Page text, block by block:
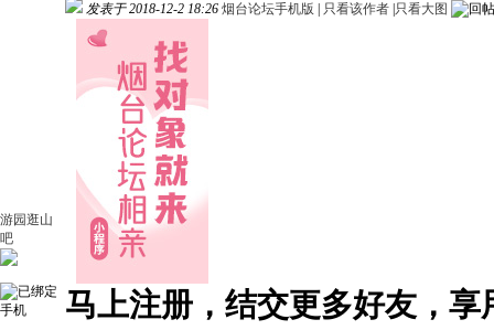
游园逛山
吧
发表于 2018-12-2 18:26 烟台论坛手机版 只看该作者 只看大图
马上注册，结交更多好友，